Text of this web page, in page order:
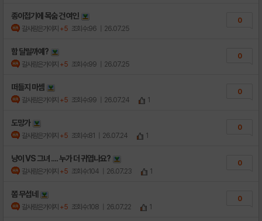
종이접기에 목숨 건 여인
갈사람은가야지 +5 조회수:96 | 26.07.25
0
함 달릴까예?
갈사람은가야지 +5 조회수:99 | 26.07.25
0
떠들지 마셈
갈사람은가야지 +5 조회수:99 | 26.07.24 1
0
도망가
갈사람은가야지 +5 조회수:81 | 26.07.24 1
0
냥이 VS 그녀 .... 누가 더 귀엽나요?
갈사람은가야지 +5 조회수:104 | 26.07.23 1
0
쫌 무섭네
갈사람은가야지 +5 조회수:108 | 26.07.22 1
0